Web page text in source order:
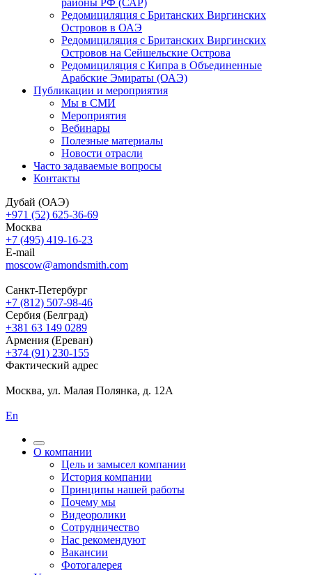
районы РФ (САР)
Редомициляция с Британских Виргинских
Островов в ОАЭ
Редомициляция с Британских Виргинских
Островов на Сейшельские Острова
Редомициляция с Кипра в Объединенные
Арабские Эмираты (ОАЭ)
Публикации и мероприятия
Мы в СМИ
Мероприятия
Вебинары
Полезные материалы
Новости отрасли
Часто задаваемые вопросы
Контакты
Дубай (ОАЭ)
+971 (52) 625-36-69
Москва
+7 (495) 419-16-23
E-mail
moscow@amondsmith.com
Санкт-Петербург
+7 (812) 507-98-46
Сербия (Белград)
+381 63 149 0289
Армения (Ереван)
+374 (91) 230-155
Фактический адрес
Москва, ул. Малая Полянка, д. 12А
En
О компании
Цель и замысел компании
История компании
Принципы нашей работы
Почему мы
Видеоролики
Сотрудничество
Нас рекомендуют
Вакансии
Фотогалерея